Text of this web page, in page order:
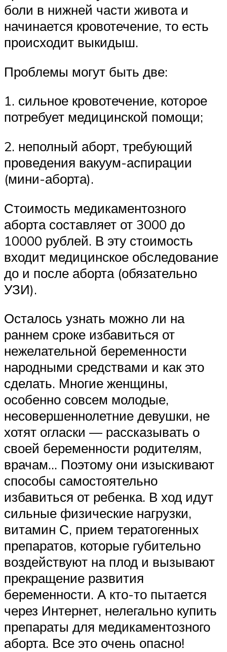
боли в нижней части живота и
начинается кровотечение, то есть
происходит выкидыш.
Проблемы могут быть две:
1. сильное кровотечение, которое
потребует медицинской помощи;
2. неполный аборт, требующий
проведения вакуум-аспирации
(мини-аборта).
Стоимость медикаментозного
аборта составляет от 3000 до
10000 рублей. В эту стоимость
входит медицинское обследование
до и после аборта (обязательно
УЗИ).
Осталось узнать можно ли на
раннем сроке избавиться от
нежелательной беременности
народными средствами и как это
сделать. Многие женщины,
особенно совсем молодые,
несовершеннолетние девушки, не
хотят огласки — рассказывать о
своей беременности родителям,
врачам… Поэтому они изыскивают
способы самостоятельно
избавиться от ребенка. В ход идут
сильные физические нагрузки,
витамин С, прием тератогенных
препаратов, которые губительно
воздействуют на плод и вызывают
прекращение развития
беременности. А кто-то пытается
через Интернет, нелегально купить
препараты для медикаментозного
аборта. Все это очень опасно!